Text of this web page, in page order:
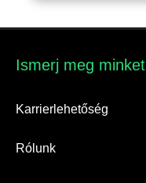
Ismerj meg minket​
Karrierlehetőség
Rólunk